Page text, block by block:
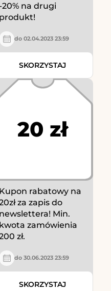
-20% na drugi
produkt!
do 02.04.2023 23:59
SKORZYSTAJ
20 zł
Kupon rabatowy na
za zapis do
newslettera! Min.
kwota zamówienia
zł.
do 30.06.2023 23:59
SKORZYSTAJ